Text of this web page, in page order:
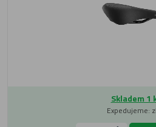
Skladem 1
Expedujeme: